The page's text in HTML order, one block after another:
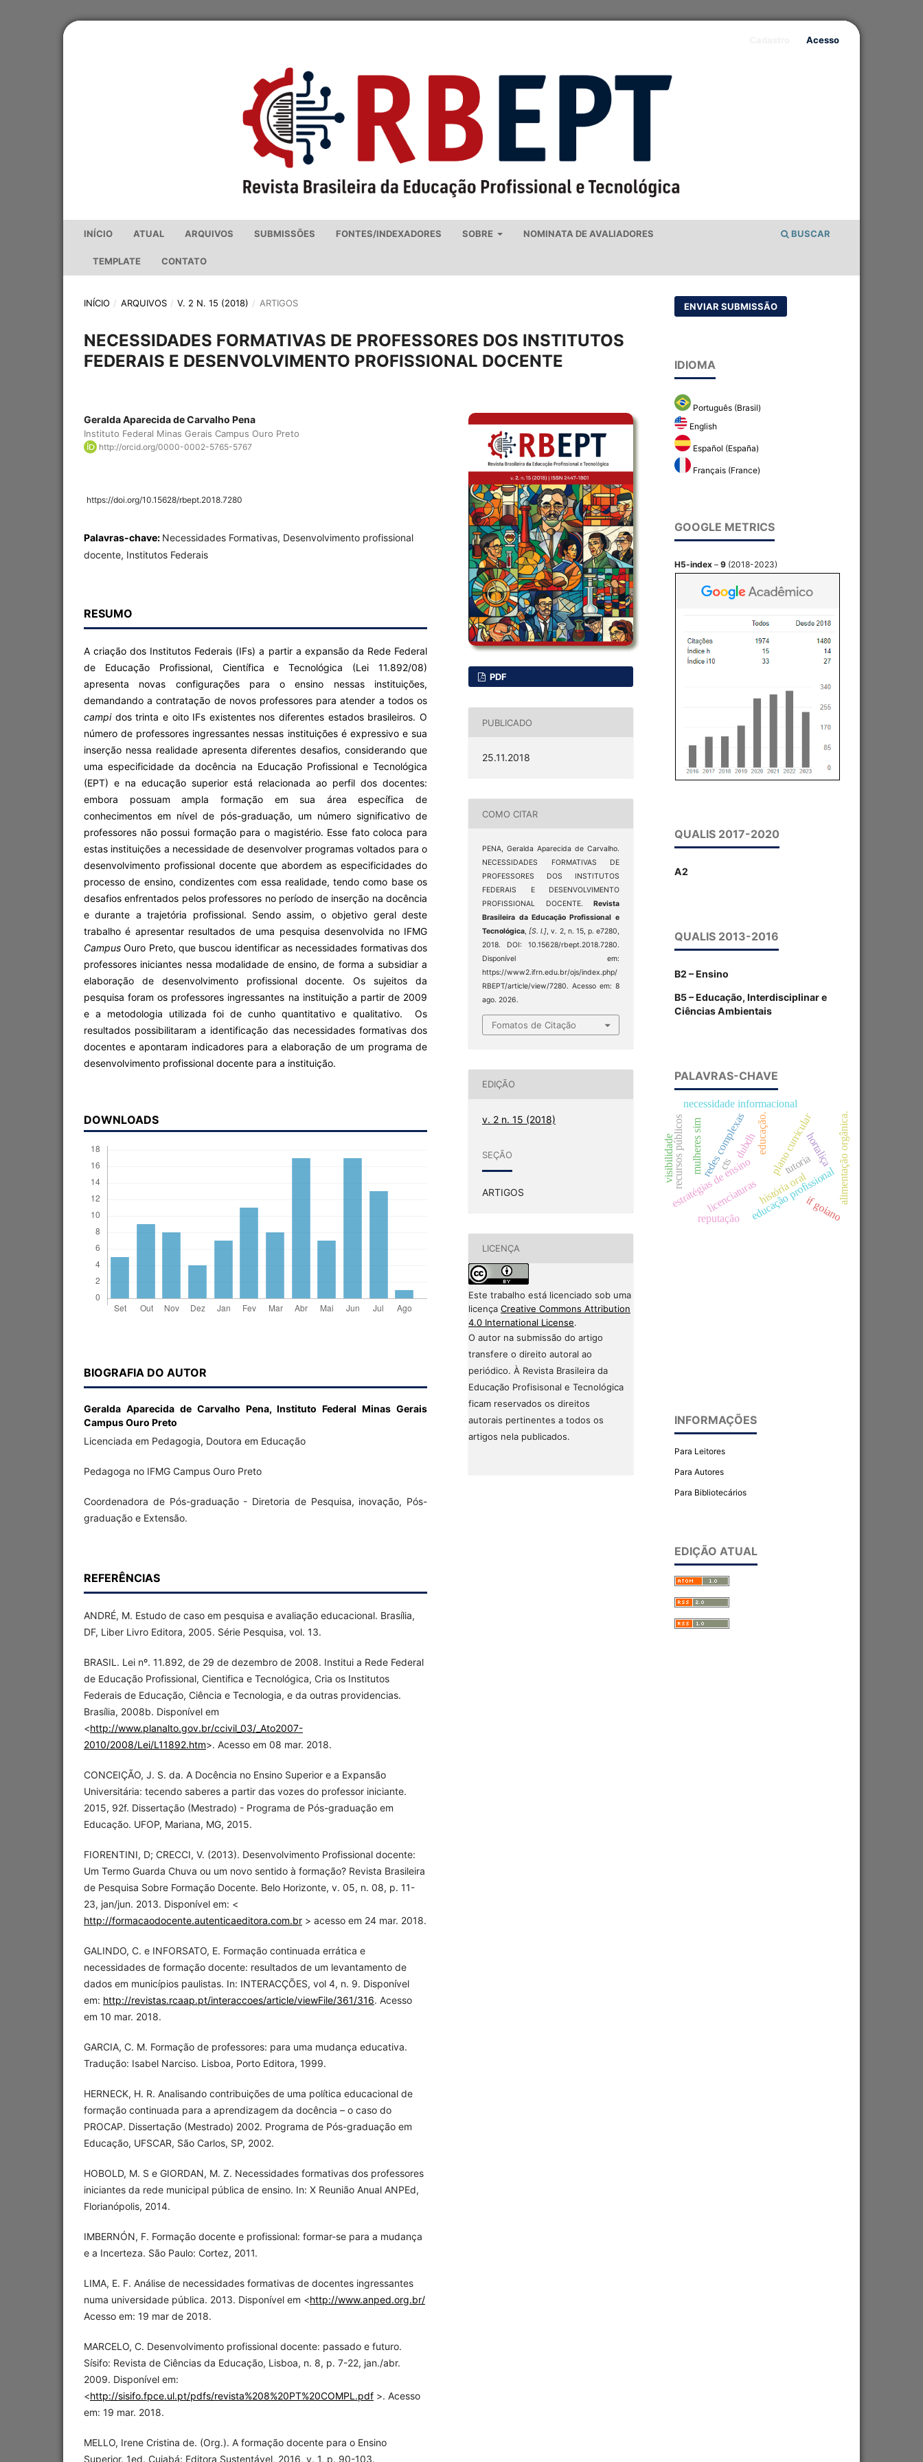
INÍCIO ATUAL ARQUIVOS SUBMISSÕES FONTES/INDEXADORES SOBRE NOMINATA DE AVALIADORES
TEMPLATE CONTATO
BUSCAR
Acesso
INÍCIO / ARQUIVOS / V. 2 N. 15 (2018) / ARTIGOS
NECESSIDADES FORMATIVAS DE PROFESSORES DOS INSTITUTOS
FEDERAIS E DESENVOLVIMENTO PROFISSIONAL DOCENTE
Geralda Aparecida de Carvalho Pena
Instituto Federal Minas Gerais Campus Ouro Preto
http://orcid.org/0000-0002-5765-5767
https://doi.org/10.15628/rbept.2018.7280
Palavras-chave: Necessidades Formativas, Desenvolvimento profissional
docente, Institutos Federais
RESUMO
A criação dos Institutos Federais (IFs) a partir a expansão da Rede Federal
de Educação Profissional, Científica e Tecnológica (Lei 11.892/08)
apresenta novas configurações para o ensino nessas instituições,
demandando a contratação de novos professores para atender a todos os
campidos trinta e oito IFs existentes nos diferentes estados brasileiros. O
número de professores ingressantes nessas instituições é expressivo e sua
inserção nessa realidade apresenta diferentes desafios, considerando que
uma especificidade da docência na Educação Profissional e Tecnológica
(EPT) e na educação superior está relacionada ao perfil dos docentes:
embora possuam ampla formação em sua área específica de
conhecimentos em nível de pós-graduação, um número significativo de
professores não possui formação para o magistério. Esse fato coloca para
estas instituições a necessidade de desenvolver programas voltados para o
desenvolvimento profissional docente que abordem as especificidades do
processo de ensino, condizentes com essa realidade, tendo como base os
desafios enfrentados pelos professores no período de inserção na docência
e durante a trajetória profissional. Sendo assim, o objetivo geral deste
trabalho é apresentar resultados de uma pesquisa desenvolvida no IFMG
Campus Ouro Preto, que buscou identificar as necessidades formativas dos
professores iniciantes nessa modalidade de ensino, de forma a subsidiar a
elaboração de desenvolvimento profissional docente. Os sujeitos da
pesquisa foram os professores ingressantes na instituição a partir de 2009
e a metodologia utilizada foi de cunho quantitativo e qualitativo. Os
resultados possibilitaram a identificação das necessidades formativas dos
docentes e apontaram indicadores para a elaboração de um programa de
desenvolvimento profissional docente para a instituição.
DOWNLOADS
BIOGRAFIA DO AUTOR
Geralda Aparecida de Carvalho Pena,Instituto Federal Minas Gerais
Campus Ouro Preto
Licenciada em Pedagogia, Doutora em Educação
Pedagoga no IFMG Campus Ouro Preto
Coordenadora de Pós-graduação - Diretoria de Pesquisa, inovação, Pós-
graduação e Extensão.
REFERÊNCIAS
ANDRÉ, M. Estudo de caso em pesquisa e avaliação educacional. Brasília,
DF, Liber Livro Editora, 2005. Série Pesquisa, vol. 13.
BRASIL. Lei nº. 11.892, de 29 de dezembro de 2008. Institui a Rede Federal
de Educação Profissional, Cientifica e Tecnológica, Cria os Institutos
Federais de Educação, Ciência e Tecnologia, e da outras providencias.
Brasília, 2008b. Disponível em
<http://www.planalto.gov.br/ccivil_03/_Ato2007-
2010/2008/Lei/L11892.htm>. Acesso em 08 mar. 2018.
CONCEIÇÃO, J. S. da. A Docência no Ensino Superior e a Expansão
Universitária: tecendo saberes a partir das vozes do professor iniciante.
2015, 92f. Dissertação (Mestrado) - Programa de Pós-graduação em
Educação. UFOP, Mariana, MG, 2015.
FIORENTINI, D; CRECCI, V. (2013). Desenvolvimento Profissional docente:
Um Termo Guarda Chuva ou um novo sentido à formação? Revista Brasileira
de Pesquisa Sobre Formação Docente. Belo Horizonte, v. 05, n. 08, p. 11-
23, jan/jun. 2013. Disponível em: <
http://formacaodocente.autenticaeditora.com.br > acesso em 24 mar. 2018.
GALINDO, C. e INFORSATO, E. Formação continuada errática e
necessidades de formação docente: resultados de um levantamento de
dados em municípios paulistas. In: INTERACÇÕES, vol 4, n. 9. Disponível
em: http://revistas.rcaap.pt/interaccoes/article/viewFile/361/316. Acesso
em 10 mar. 2018.
GARCIA, C. M. Formação de professores: para uma mudança educativa.
Tradução: Isabel Narciso. Lisboa, Porto Editora, 1999.
HERNECK, H. R. Analisando contribuições de uma política educacional de
formação continuada para a aprendizagem da docência – o caso do
PROCAP. Dissertação (Mestrado) 2002. Programa de Pós-graduação em
Educação, UFSCAR, São Carlos, SP, 2002.
HOBOLD, M. S e GIORDAN, M. Z. Necessidades formativas dos professores
iniciantes da rede municipal pública de ensino. In: X Reunião Anual ANPEd,
Florianópolis, 2014.
IMBERNÓN, F. Formação docente e profissional: formar-se para a mudança
e a Incerteza. São Paulo: Cortez, 2011.
LIMA, E. F. Análise de necessidades formativas de docentes ingressantes
numa universidade pública. 2013. Disponível em <http://www.anped.org.br/
Acesso em: 19 mar de 2018.
MARCELO, C. Desenvolvimento profissional docente: passado e futuro.
Sísifo: Revista de Ciências da Educação, Lisboa, n. 8, p. 7-22, jan./abr.
2009. Disponível em:
<http://sisifo.fpce.ul.pt/pdfs/revista%208%20PT%20COMPL.pdf >. Acesso
em: 19 mar. 2018.
MELLO, Irene Cristina de. (Org.). A formação docente para o Ensino
Superior. 1ed. Cuiabá: Editora Sustentável, 2016, v. 1, p. 90-103.
PDF
PUBLICADO
25.11.2018
COMO CITAR
PENA, Geralda Aparecida de Carvalho.
NECESSIDADES FORMATIVAS DE
PROFESSORES DOS INSTITUTOS
FEDERAIS E DESENVOLVIMENTO
PROFISSIONAL DOCENTE. Revista
Brasileira da Educação Profissional e
Tecnológica,[S. l.], v. 2, n. 15, p. e7280,
2018. DOI: 10.15628/rbept.2018.7280.
Disponível em:
https://www2.ifrn.edu.br/ojs/index.php/
RBEPT/article/view/7280. Acesso em: 8
ago. 2026.
Fomatos de Citação
EDIÇÃO
v. 2 n. 15 (2018)
SEÇÃO
ARTIGOS
LICENÇA
Este trabalho está licenciado sob uma
licença Creative Commons Attribution
4.0 International License.
O autor na submissão do artigo
transfere o direito autoral ao
periódico. À Revista Brasileira da
Educação Profisisonal e Tecnológica
ficam reservados os direitos
autorais pertinentes a todos os
artigos nela publicados.
ENVIAR SUBMISSÃO
IDIOMA
Português (Brasil)
English
Español (España)
Français (France)
GOOGLE METRICS
H5-index – 9 (2018-2023)
QUALIS 2017-2020
A2
QUALIS 2013-2016
B2 – Ensino
B5 – Educação, Interdisciplinar e
Ciências Ambientais
PALAVRAS-CHAVE
educação profissional
estratégias de ensino
redes complexas plano curricular
história oral
necessidade informacional
educação.
mulheres sim alimentação orgânica.
hortaliça
licenciaturas if goiano
reputação
dubdh
recursos públicos tutoria
cts
visibilidade
INFORMAÇÕES
Para Leitores
Para Autores
Para Bibliotecários
EDIÇÃO ATUAL